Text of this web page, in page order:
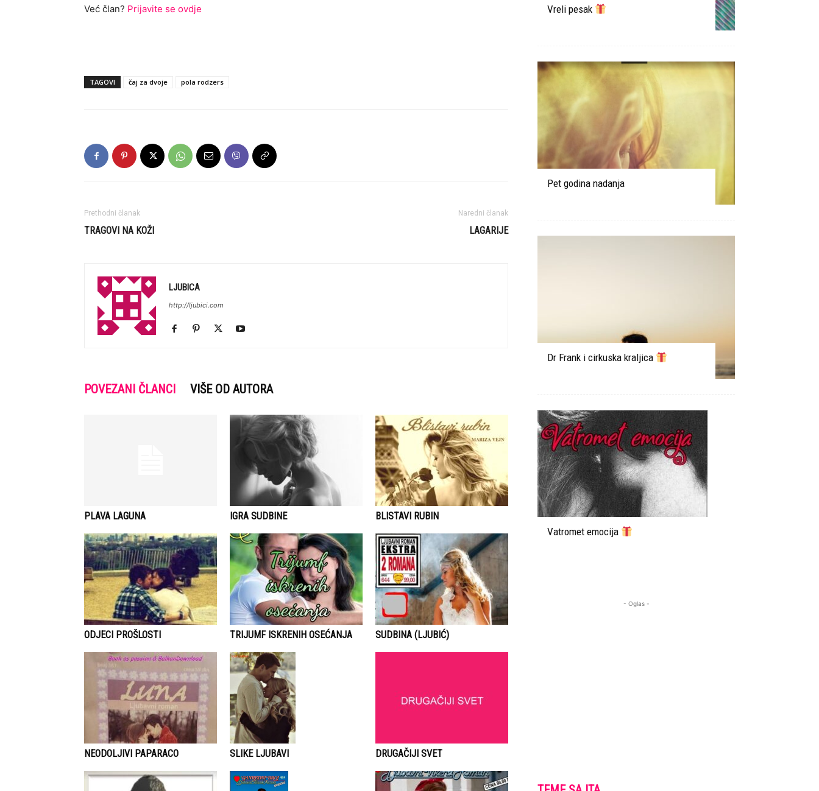
Već član? Prijavite se ovdje
TAGOVI čaj za dvoje pola rodzers
Prethodni članak
TRAGOVI NA KOŽI
Naredni članak
LAGARIJE
LJUBICA
http://ljubici.com
POVEZANI ČLANCI VIŠE OD AUTORA
PLAVA LAGUNA IGRA SUDBINE BLISTAVI RUBIN
ODJECI PROŠLOSTI TRIJUMF ISKRENIH OSEĆANJA SUDBINA (LJUBIĆ)
NEODOLJIVI PAPARACO SLIKE LJUBAVI DRUGAČIJI SVET
Vreli pesak
Pet godina nadanja
Dr Frank i cirkuska kraljica
Vatromet emocija
- Oglas -